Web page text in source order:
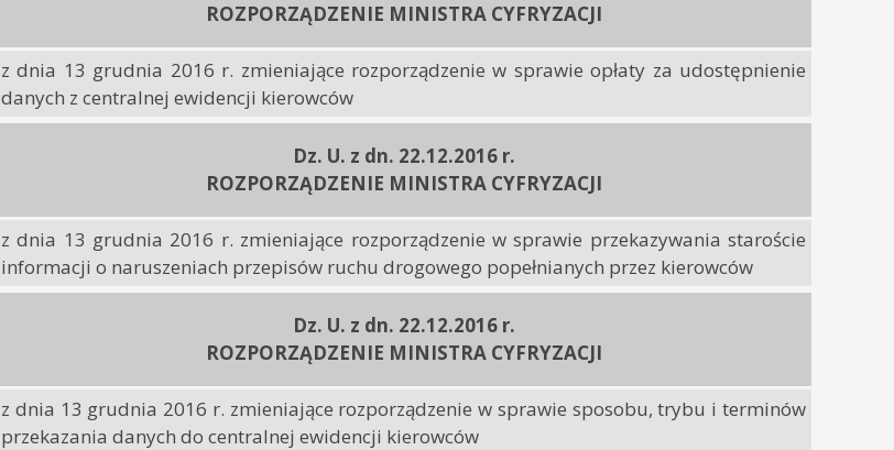
ROZPORZĄDZENIE MINISTRA CYFRYZACJI
z dnia 13 grudnia 2016 r. zmieniające rozporządzenie w sprawie opłaty za udostępnienie
danych z centralnej ewidencji kierowców
Dz. U. z dn. 22.12.2016 r.
ROZPORZĄDZENIE MINISTRA CYFRYZACJI
z dnia 13 grudnia 2016 r. zmieniające rozporządzenie w sprawie przekazywania staroście
informacji o naruszeniach przepisów ruchu drogowego popełnianych przez kierowców
Dz. U. z dn. 22.12.2016 r.
ROZPORZĄDZENIE MINISTRA CYFRYZACJI
z dnia 13 grudnia 2016 r. zmieniające rozporządzenie w sprawie sposobu, trybu i terminów
przekazania danych do centralnej ewidencji kierowców